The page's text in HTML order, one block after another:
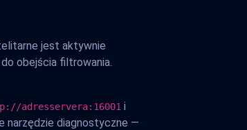
jest aktywnie
obejścia filtrowania.
adresservera:16001 i
narzędzie diagnostyczne —